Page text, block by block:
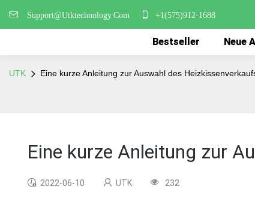
Support@Utktechnology.Com +1(575)912-1688
Bestseller Neue
UTK Eine kurze Anleitung zur Auswahl des
Eine kurze Anleitung zur
2022-06-10 UTK 232